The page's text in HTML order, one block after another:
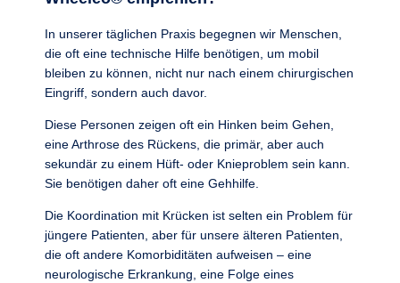
In unserer täglichen Praxis begegnen wir Menschen,
die oft eine technische Hilfe benötigen, um mobil
bleiben zu können, nicht nur nach einem chirurgischen
Eingriff, sondern auch davor.
Diese Personen zeigen oft ein Hinken beim Gehen,
eine Arthrose des Rückens, die primär, aber auch
sekundär zu einem Hüft- oder Knieproblem sein kann.
Sie benötigen daher oft eine Gehhilfe.
Die Koordination mit Krücken ist selten ein Problem für
jüngere Patienten, aber für unsere älteren Patienten,
die oft andere Komorbiditäten aufweisen – eine
neurologische Erkrankung, eine Folge eines